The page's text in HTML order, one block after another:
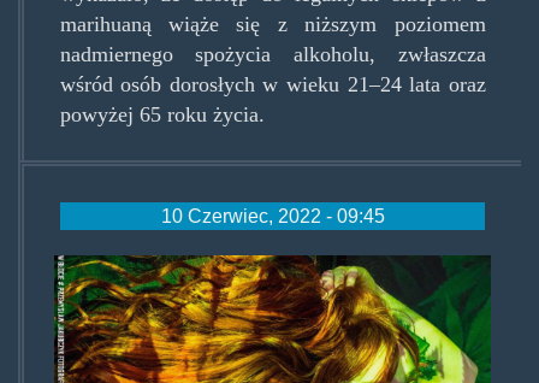
marihuaną wiąże się z niższym poziomem
nadmiernego spożycia alkoholu, zwłaszcza
wśród osób dorosłych w wieku 21–24 lata oraz
powyżej 65 roku życia.
10 Czerwiec, 2022 - 09:45
image0-
1-
1024x768.jpg